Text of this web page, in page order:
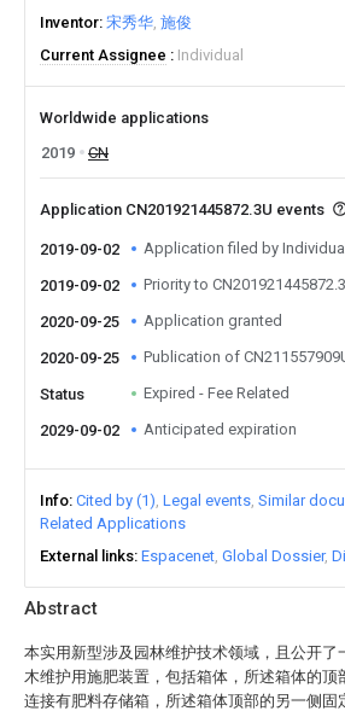
Abstract
本实用新型涉及园林维护技术领域，且公开了
木维护用施肥装置，包括箱体，所述箱体的顶
连接有肥料存储箱，所述箱体顶部的另一侧固
Inventor 宋秀华 施俊
Current Assignee
Individual
Worldwide applications
2019
CN
Application CN201921445872.3U events
2019-09-02 Application filed by Individual
2019-09-02 Priority to
2020-09-25 Application granted
2020-09-25 Publication of
Status Expired - Fee Related
2029-09-02 Anticipated expiration
Info Cited by (1) Legal events Similar
Related Applications
External links Espacenet Global Dossier